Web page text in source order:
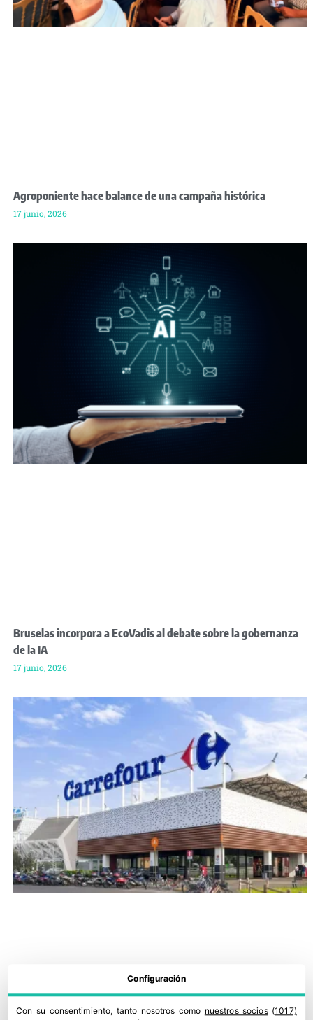
Agroponiente hace balance de una campaña histórica
17 junio, 2026
Bruselas incorpora a EcoVadis al debate sobre la gobernanza
de la IA
17 junio, 2026
Configuración
Con su consentimiento, tanto nosotros como nuestros socios (1017)